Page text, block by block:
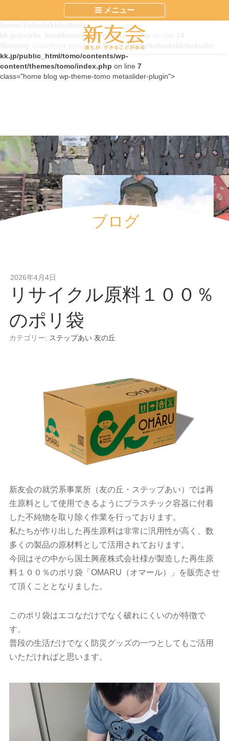
: Constant WP_USE_THEMES already defined in
/home/kokudokk/kokudo-
kk.jp/public_html/tomo/contents/index.php
: Undefined variable $class in/home/kokudokk/kokudo-
kk.jp/public_html/tomo/contents/wp-
content/themes/tomo/index.php on line 7
class="home blog wp-theme-tomo metaslider-plugin">
メニュー
ブログ
2026年4月4日
リサイクル原料１００％
のポリ袋
カテゴリー: ステップあい 友の丘
新友会の就労系事業所（友の丘・ステップあい）では再
生原料として使用できるようにプラスチック容器に付着
した不純物を取り除く作業を行っております。
私たちが作り出した再生原料は非常に汎用性が高く、数
多くの製品の原材料として活用されております。
今回はその中から国土興産株式会社様が製造した再生原
料１００％のポリ袋「OMARU（オマール）」を販売させ
て頂くこととなりました。
このポリ袋はエコなだけでなく破れにくいのが特徴で
す。
普段の生活だけでなく防災グッズの一つとしてもご活用
いただければと思います。